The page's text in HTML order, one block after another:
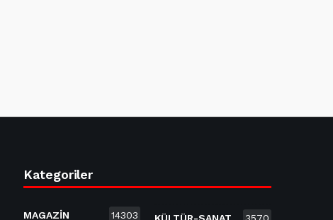
Kategoriler
MAGAZİN 14303 KÜLTÜR-SANAT 3570